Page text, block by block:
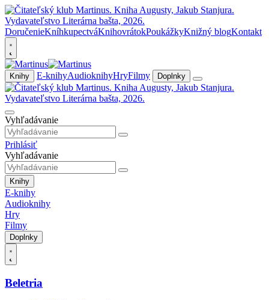
DoručenieKníhkupectváKnihovrátokPoukážkyKnižný blogKontakt
Knihy E-knihyAudioknihyHryFilmy Doplnky
Vyhľadávanie
Prihlásiť
Vyhľadávanie
Knihy
E-knihy
Audioknihy
Hry
Filmy
Doplnky
Beletria